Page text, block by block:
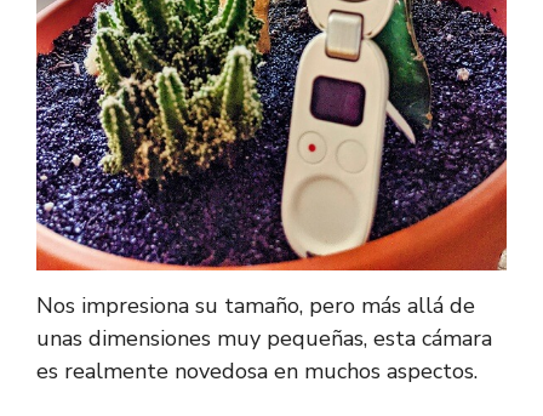
Nos impresiona su tamaño, pero más allá de
unas dimensiones muy pequeñas, esta cámara
es realmente novedosa en muchos aspectos.